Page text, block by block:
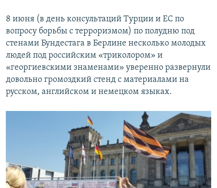
8 июня (в день консультаций Турции и ЕС по
вопросу борьбы с терроризмом) по полудню под
стенами Бундестага в Берлине несколько молодых
людей под российским «триколором» и
«георгиевскими знаменами» уверенно развернули
довольно громоздкий стенд с материалами на
русском, английском и немецком языках.